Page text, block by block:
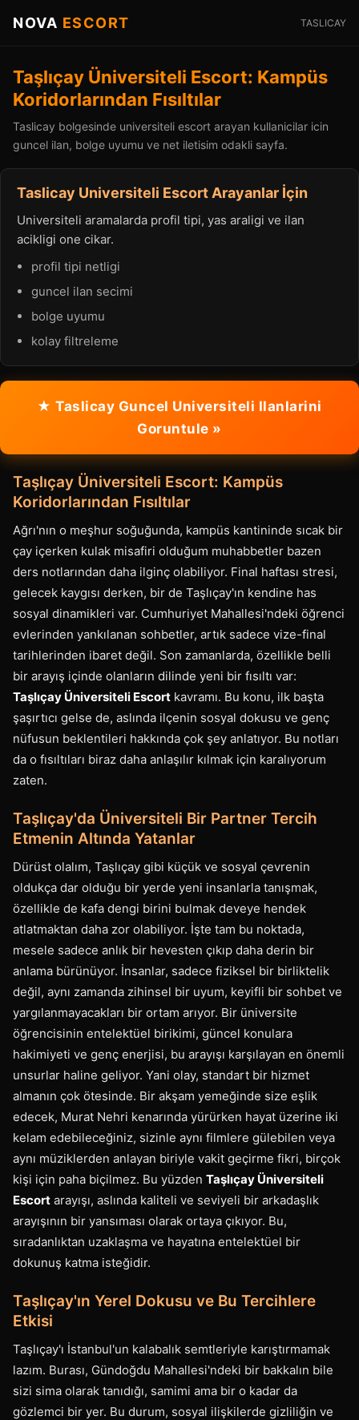
NOVA ESCORT TASLICAY
Taşlıçay Üniversiteli Escort: Kampüs
Koridorlarından Fısıltılar
Taslicay bolgesinde universiteli escort arayan kullanicilar icin
guncel ilan, bolge uyumu ve net iletisim odakli sayfa.
Taslicay Universiteli Escort Arayanlar İçin
Universiteli aramalarda profil tipi, yas araligi ve ilan
acikligi one cikar.
profil tipi netligi
guncel ilan secimi
bolge uyumu
kolay filtreleme
★ Taslicay Guncel Universiteli Ilanlarini
Goruntule »
Taşlıçay Üniversiteli Escort: Kampüs
Koridorlarından Fısıltılar
Ağrı'nın o meşhur soğuğunda, kampüs kantininde sıcak bir
çay içerken kulak misafiri olduğum muhabbetler bazen
ders notlarından daha ilginç olabiliyor. Final haftası stresi,
gelecek kaygısı derken, bir de Taşlıçay'ın kendine has
sosyal dinamikleri var. Cumhuriyet Mahallesi'ndeki öğrenci
evlerinden yankılanan sohbetler, artık sadece vize-final
tarihlerinden ibaret değil. Son zamanlarda, özellikle belli
bir arayış içinde olanların dilinde yeni bir fısıltı var:
Taşlıçay Üniversiteli Escort kavramı. Bu konu, ilk başta
şaşırtıcı gelse de, aslında ilçenin sosyal dokusu ve genç
nüfusun beklentileri hakkında çok şey anlatıyor. Bu notları
da o fısıltıları biraz daha anlaşılır kılmak için karalıyorum
zaten.
Taşlıçay'da Üniversiteli Bir Partner Tercih
Etmenin Altında Yatanlar
Dürüst olalım, Taşlıçay gibi küçük ve sosyal çevrenin
oldukça dar olduğu bir yerde yeni insanlarla tanışmak,
özellikle de kafa dengi birini bulmak deveye hendek
atlatmaktan daha zor olabiliyor. İşte tam bu noktada,
mesele sadece anlık bir hevesten çıkıp daha derin bir
anlama bürünüyor. İnsanlar, sadece fiziksel bir birliktelik
değil, aynı zamanda zihinsel bir uyum, keyifli bir sohbet ve
yargılanmayacakları bir ortam arıyor. Bir üniversite
öğrencisinin entelektüel birikimi, güncel konulara
hakimiyeti ve genç enerjisi, bu arayışı karşılayan en önemli
unsurlar haline geliyor. Yani olay, standart bir hizmet
almanın çok ötesinde. Bir akşam yemeğinde size eşlik
edecek, Murat Nehri kenarında yürürken hayat üzerine iki
kelam edebileceğiniz, sizinle aynı filmlere gülebilen veya
aynı müziklerden anlayan biriyle vakit geçirme fikri, birçok
kişi için paha biçilmez. Bu yüzden Taşlıçay Üniversiteli
Escort arayışı, aslında kaliteli ve seviyeli bir arkadaşlık
arayışının bir yansıması olarak ortaya çıkıyor. Bu,
sıradanlıktan uzaklaşma ve hayatına entelektüel bir
dokunuş katma isteğidir.
Taşlıçay'ın Yerel Dokusu ve Bu Tercihlere
Etkisi
Taşlıçay'ı İstanbul'un kalabalık semtleriyle karıştırmamak
lazım. Burası, Gündoğdu Mahallesi'ndeki bir bakkalın bile
sizi sima olarak tanıdığı, samimi ama bir o kadar da
gözlemci bir yer. Bu durum, sosyal ilişkilerde gizliliğin ve